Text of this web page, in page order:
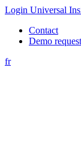
Login Universal
Contact
Demo request
fr